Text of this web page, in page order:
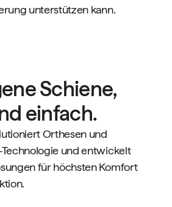
unterstützen kann.
Schiene,
einfach.
Orthesen und
und entwickelt
für höchsten Komfort